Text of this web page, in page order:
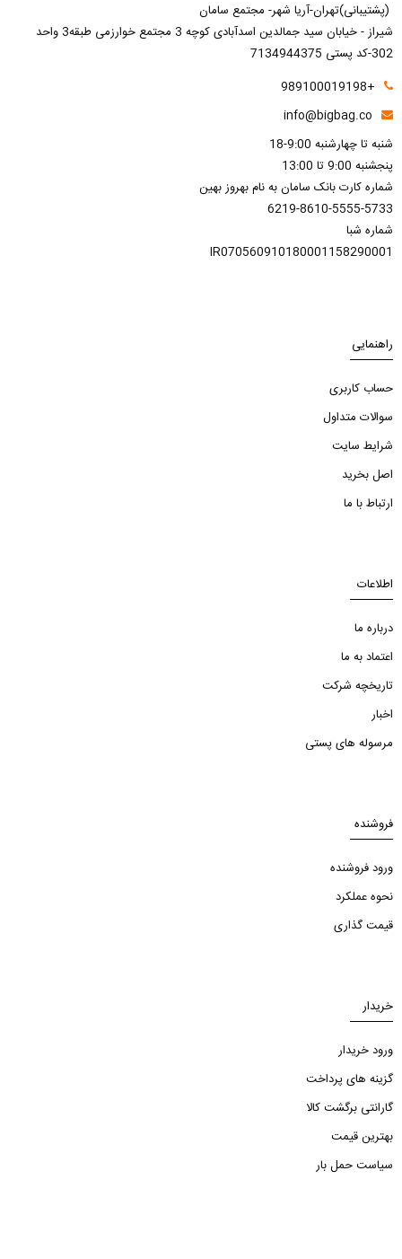
(پشتیبانی)تهران-آریا شهر- مجتمع سامان
شیراز - خیابان سید جمالدین اسدآبادی کوچه 3 مجتمع خوارزمی طبقه3 واحد
302-کد پستی 7134944375
+989100019198
info@bigbag.co
شنبه تا چهارشنبه 9:00-18
پنجشنبه 9:00 تا 13:00
شماره کارت بانک سامان به نام بهروز بهین
6219-8610-5555-5733
شماره شبا
IR070560910180001158290001
راهنمایی
حساب کاربری
سوالات متداول
شرایط سایت
اصل بخرید
ارتباط با ما
اطلاعات
درباره ما
اعتماد به ما
تاریخچه شرکت
اخبار
مرسوله های پستی
فروشنده
ورود فروشنده
نحوه عملکرد
قیمت گذاری
خریدار
ورود خریدار
گزینه های پرداخت
گارانتی برگشت کالا
بهترین قیمت
سیاست حمل بار